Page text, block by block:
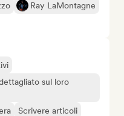
Ray LaMontagne
sul loro
Scrivere articoli